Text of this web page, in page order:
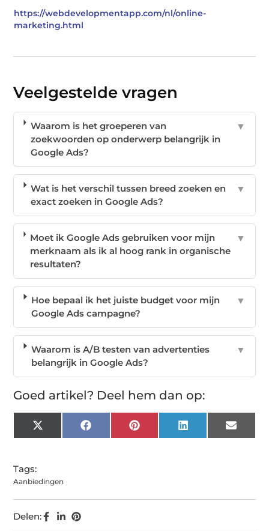
https://webdevelopmentapp.com/nl/online-
marketing.html
Veelgestelde vragen
Waarom is het groeperen van
zoekwoorden op onderwerp belangrijk in
Google Ads?
▼
Wat is het verschil tussen breed zoeken en
exact zoeken in Google Ads?
▼
Moet ik Google Ads gebruiken voor mijn
merknaam als ik al hoog rank in organische
resultaten?
▼
Hoe bepaal ik het juiste budget voor mijn
Google Ads campagne?
▼
Waarom is A/B testen van advertenties
belangrijk in Google Ads?
▼
Goed artikel? Deel hem dan op:
X
(Twitter)
FacebookPinterest LinkedIn Email
Tags:
Aanbiedingen
Delen: